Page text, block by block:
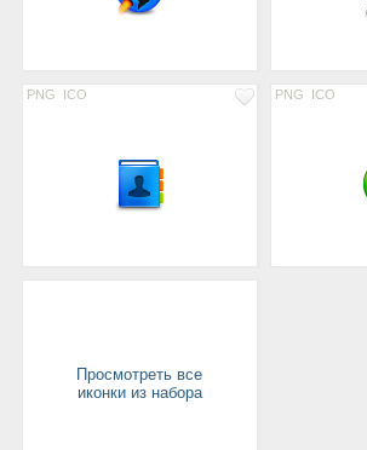
PNG ICO PNG ICO
Просмотреть все
иконки из набора